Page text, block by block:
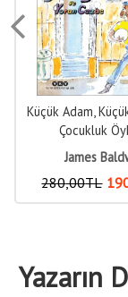
Küçük Adam,
Çocukluk
James
280,00TL 190
Yazarın